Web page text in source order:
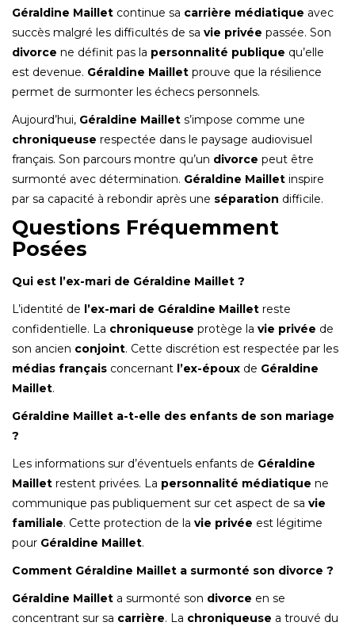
Géraldine Maillet continue sa carrière médiatique avec
succès malgré les difficultés de sa vie privée passée. Son
divorce ne définit pas la personnalité publique qu’elle
est devenue. Géraldine Maillet prouve que la résilience
permet de surmonter les échecs personnels.
Aujourd’hui, Géraldine Maillet s’impose comme une
chroniqueuse respectée dans le paysage audiovisuel
français. Son parcours montre qu’un divorce peut être
surmonté avec détermination. Géraldine Maillet inspire
par sa capacité à rebondir après une séparation difficile.
Questions Fréquemment
Posées
Qui est l’ex-mari de Géraldine Maillet ?
L’identité de l’ex-mari de Géraldine Maillet reste
confidentielle. La chroniqueuse protège la vie privée de
son ancien conjoint. Cette discrétion est respectée par les
médias français concernant l’ex-époux de Géraldine
Maillet.
Géraldine Maillet a-t-elle des enfants de son mariage
?
Les informations sur d’éventuels enfants de Géraldine
Maillet restent privées. La personnalité médiatique ne
communique pas publiquement sur cet aspect de sa vie
familiale. Cette protection de la vie privée est légitime
pour Géraldine Maillet.
Comment Géraldine Maillet a surmonté son divorce ?
Géraldine Maillet a surmonté son divorce en se
concentrant sur sa carrière. La chroniqueuse a trouvé du